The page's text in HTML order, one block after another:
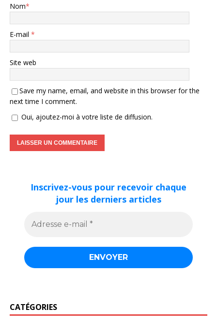
Nom*
E-mail *
Site web
Save my name, email, and website in this browser for the
next time I comment.
Oui, ajoutez-moi à votre liste de diffusion.
Inscrivez-vous pour recevoir chaque
jour les derniers articles
CATÉGORIES